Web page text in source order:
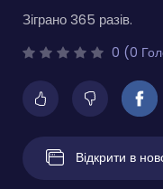
Зіграно 365 разів.
0 (0
Відкрити в